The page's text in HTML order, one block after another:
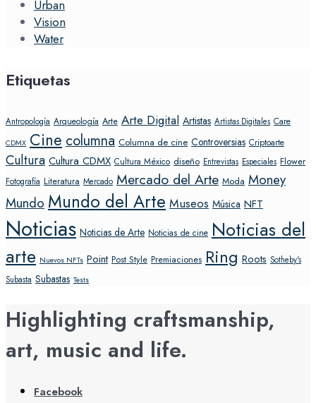
Urban
Vision
Water
Etiquetas
Antropología Arqueología Arte Arte Digital Artistas Artistas Digitales Care
CDMX Cine columna Columna de cine Controversias Criptoarte
Cultura Cultura CDMX Cultura México diseño Entrevistas Especiales Flower
Fotografía Literatura Mercado Mercado del Arte Moda Money
Mundo Mundo del Arte Museos Música NFT
Noticias Noticias de Arte Noticias de cine Noticias del
arte Nuevos NFTs Point Post Style Premiaciones Ring Roots Sotheby's
Subasta Subastas Tests
Highlighting craftsmanship,
art, music and life.
Facebook